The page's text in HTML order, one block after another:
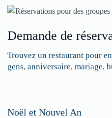
Demande de
Trouvez un restaurant pour
gens, anniversaire, mariage,
Noël et Nouvel An